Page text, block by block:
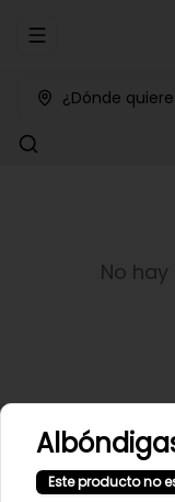
Abrir menu de
¿Dónde
No
Este producto no